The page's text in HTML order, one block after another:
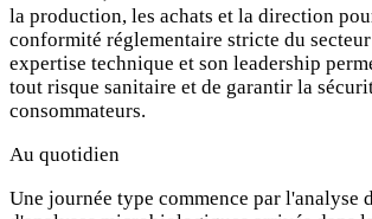
la production, les achats et la direction
conformité réglementaire stricte du
expertise technique et son leadership
tout risque sanitaire et de garantir la
consommateurs.
Au quotidien
Une journée type commence par l'analyse